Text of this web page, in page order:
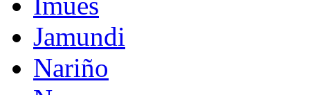
Jamundi
Nariño